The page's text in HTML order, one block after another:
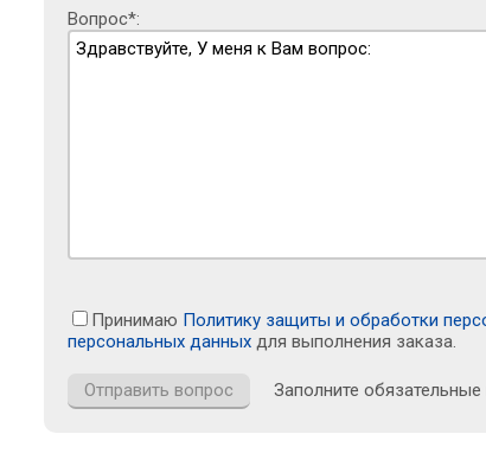
Вопрос*:
Принимаю Политику защиты и обработки
персональных данных для выполнения заказа.
Заполните обязательные